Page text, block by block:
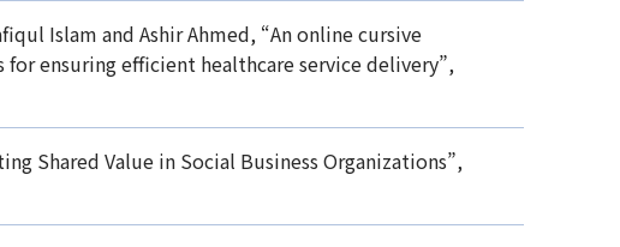
Islam and Ashir Ahmed, “An online cursive
ensuring efficient healthcare service delivery”,
Shared Value in Social Business Organizations”,